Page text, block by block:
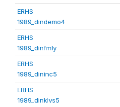
ERHS
1989_dindemo4
ERHS
1989_dinfmly
ERHS
1989_dininc5
ERHS
1989_dinklvs5